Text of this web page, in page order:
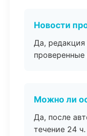
Новости
Да,
проверенные
Можно ли
Да, после
течение 24 ч.